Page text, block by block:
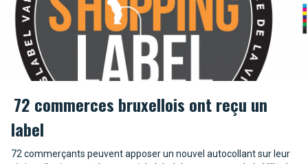
72 commerces bruxellois ont reçu un
label
72 commerçants peuvent apposer un nouvel autocollant sur leur